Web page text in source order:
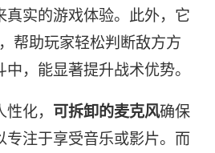
真实的游戏体验。此外，它
帮助玩家轻松判断敌方方
，能显著提升战术优势。
化， 可拆卸的麦克风确保
专注于享受音乐或影片。而